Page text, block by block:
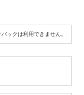
バックは利用できません。